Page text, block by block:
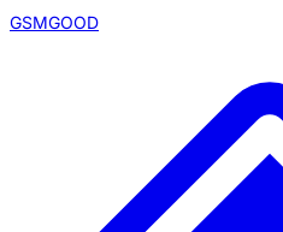
GSMGOOD